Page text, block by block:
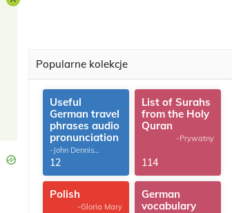
Popularne kolekcje
Useful
German travel
phrases audio
pronunciation
-John Dennis
G.Thomas
12
List of Surahs
from the Holy
Quran
-Prywatny
114
Polish
-Gloria Mary
German
vocabulary